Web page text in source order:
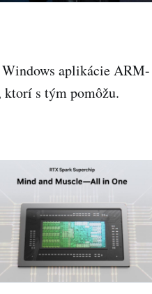
aplikácie ARM-
s tým pomôžu.